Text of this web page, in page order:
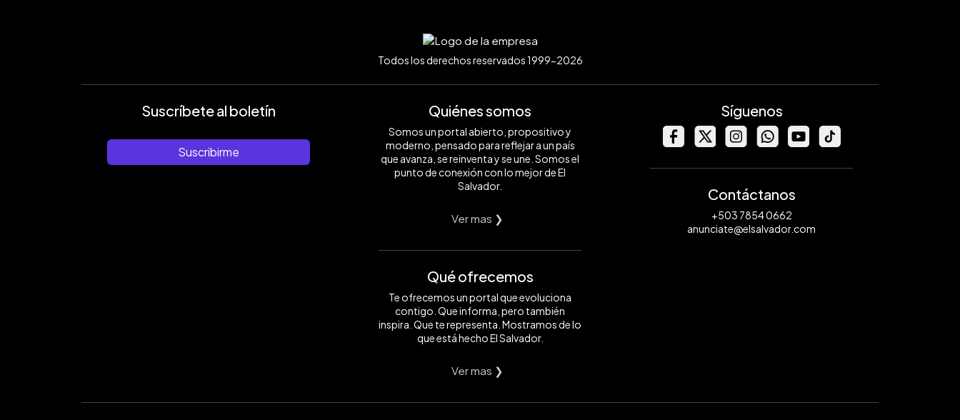
Todos los derechos reservados 1999-2026
Suscríbete al boletín
Suscribirme
Quiénes somos
Somos un portal abierto, propositivo y
moderno, pensado para reflejar a un país
que avanza, se reinventa y se une. Somos el
punto de conexión con lo mejor de El
Salvador.
Ver mas ❯
Qué ofrecemos
Te ofrecemos un portal que evoluciona
contigo. Que informa, pero también
inspira. Que te representa. Mostramos de lo
que está hecho El Salvador.
Ver mas ❯
Síguenos
Contáctanos
+503 7854 0662
anunciate@elsalvador.com